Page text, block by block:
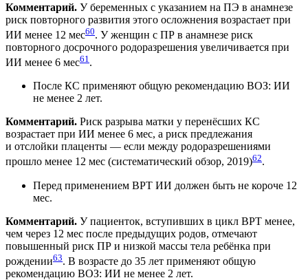
Комментарий. У беременных с указанием на ПЭ в анамнезе
риск повторного развития этого осложнения возрастает при
ИИ менее 12 мес60. У женщин с ПР в анамнезе риск
повторного досрочного родоразрешения увеличивается при
ИИ менее 6 мес61 .
После КС применяют общую рекомендацию ВОЗ: ИИ
не менее 2 лет.
Комментарий. Риск разрыва матки у перенёсших КС
возрастает при ИИ менее 6 мес, а риск предлежания
и отслойки плаценты — если между родоразрешениями
прошло менее 12 мес (систематический обзор, 2019)62.
Перед применением ВРТ ИИ должен быть не короче 12
мес.
Комментарий. У пациенток, вступивших в цикл ВРТ менее,
чем через 12 мес после предыдущих родов, отмечают
повышенный риск ПР и низкой массы тела ребёнка при
рождении63. В возрасте до 35 лет применяют общую
рекомендацию ВОЗ: ИИ не менее 2 лет.